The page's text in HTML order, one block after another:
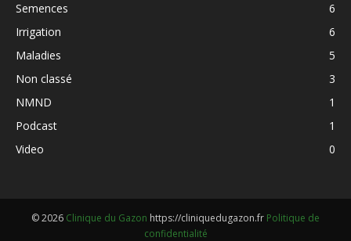
Semences
6
Irrigation
6
Maladies
5
Non classé
3
NMND
1
Podcast
1
Video
0
© 2026 Clinique du Gazon https://cliniquedugazon.fr Politique de
confidentialité